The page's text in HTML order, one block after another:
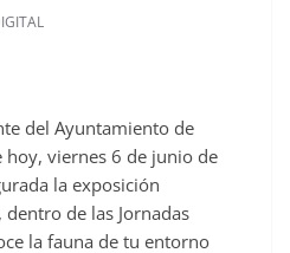
del Ayuntamiento de
viernes 6 de junio de
la exposición
dentro de las Jornadas
la fauna de tu entorno